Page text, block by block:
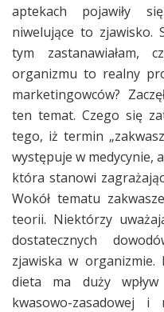
aptekach pojawiły
niwelujące to zjawisko.
tym zastanawiałam,
organizmu to realny
marketingowców?
ten temat. Czego się
tego, iż termin
występuje w medycynie,
która stanowi
Wokół tematu
teorii. Niektórzy
dostatecznych
zjawiska w
dieta ma duży
kwasowo-zasadowej i